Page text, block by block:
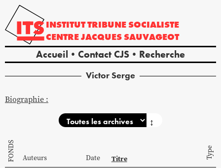
INSTITUTTRIBUNE SOCIALISTE
CENTREJACQUES SAUVAGEOT
Accueil Contact CJS Recherche
Victor Serge
Biographie :
↕
FONDS Auteurs Date Titre Type